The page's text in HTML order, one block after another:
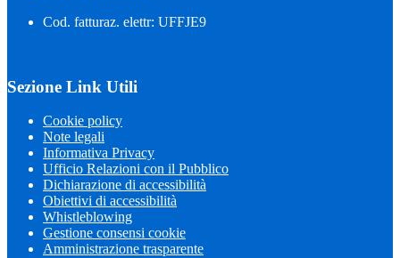
Cod. fatturaz. elettr: UFFJE9
Sezione Link Utili
Cookie policy
Note legali
Informativa Privacy
Ufficio Relazioni con il Pubblico
Dichiarazione di accessibilità
Obiettivi di accessibilità
Whistleblowing
Gestione consensi cookie
Amministrazione trasparente